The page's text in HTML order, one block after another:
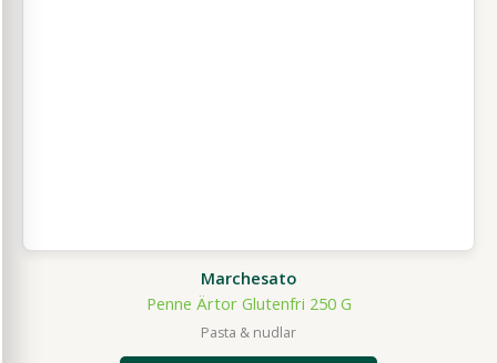
Marchesato
Penne Ärtor Glutenfri 250 G
Pasta & nudlar